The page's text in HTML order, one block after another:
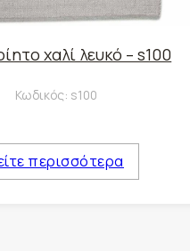
χαλί λευκό – s100
Κωδικός: s100
περισσότερα